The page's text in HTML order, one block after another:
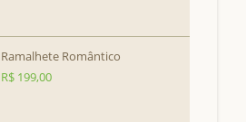
Ramalhete Romântico
R$ 199,00